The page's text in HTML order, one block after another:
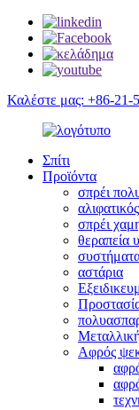
Καλέστε μας: +86-21-
Σπίτι
Προϊόντα
σπρέι
αλιφατικός
σπρέι
θεραπεία
αστάρια
Αφρός